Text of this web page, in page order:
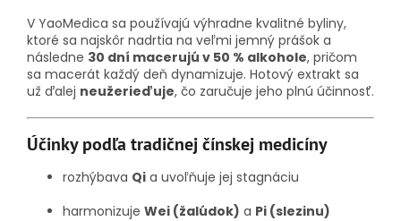
V YaoMedica sa používajú výhradne kvalitné byliny,
ktoré sa najskôr nadrtia na veľmi jemný prášok a
následne 30 dní macerujú v 50 % alkohole, pričom
sa macerát každý deň dynamizuje. Hotový extrakt sa
už ďalej neužerieďuje, čo zaručuje jeho plnú účinnosť.
Účinky podľa tradičnej čínskej medicíny
rozhýbava Qi a uvoľňuje jej stagnáciu
harmonizuje Wei (žalúdok) a Pi (slezinu)